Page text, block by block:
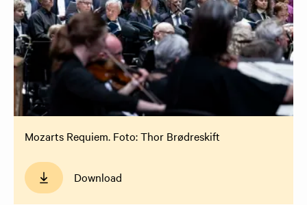
Mozarts Requiem. Foto: Thor Brødreskift
Download